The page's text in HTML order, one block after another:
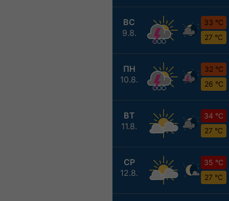
ВС
9.8.
33 °C
27 °C
ПН
10.8.
32 °C
26 °C
ВТ
11.8.
34 °C
27 °C
СР
12.8.
35 °C
27 °C